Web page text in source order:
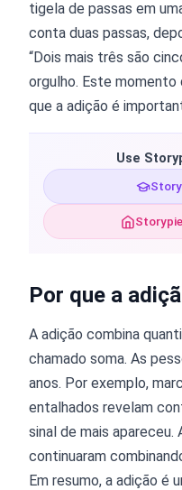
tigela de passas em
conta duas passas,
“Dois mais três são
orgulho. Este
que a adição é
Use
Por que a
A adição combina
chamado soma. As
anos. Por exemplo,
entalhados revelam
sinal de mais apareceu.
continuaram
Em resumo, a adição é